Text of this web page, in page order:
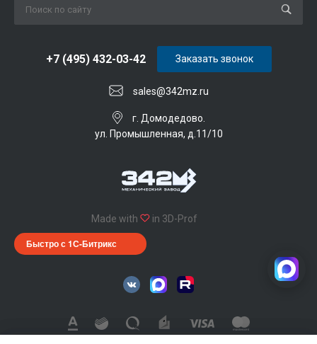
sales@342mz.ru
+7 (495) 432-03-42
г. Домодедово.
ул. Промышленная, д.11/10
Заказать звонок
Made with in 3D-Prof
Быстро с 1С-Битрикс